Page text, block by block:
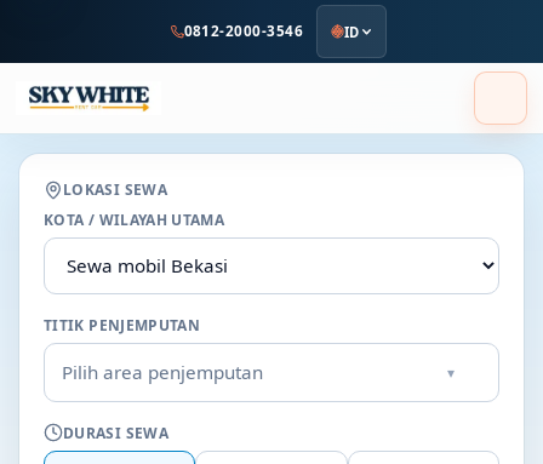
utama
0812-2000-3546 ID
LOKASI SEWA
KOTA / WILAYAH UTAMA
TITIK PENJEMPUTAN
Pilih area penjemputan ▾
DURASI SEWA